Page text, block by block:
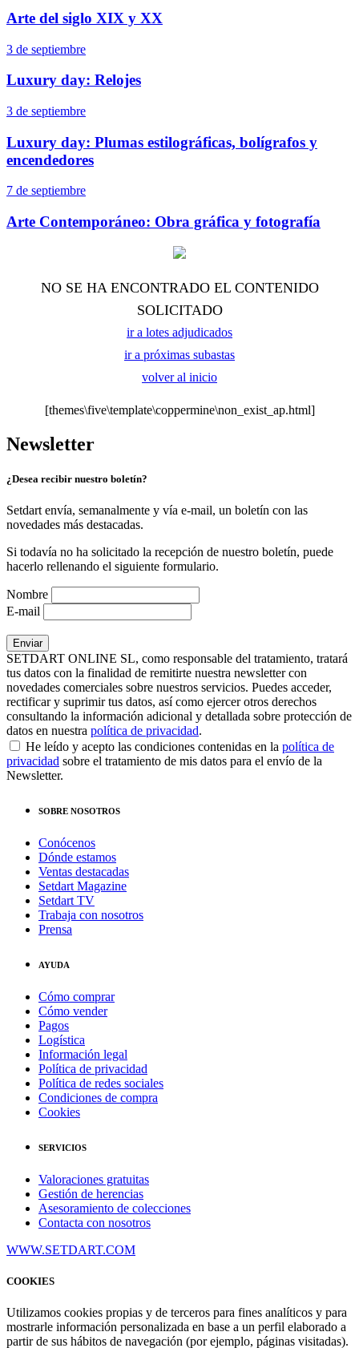
Arte del siglo XIX y XX
3 de septiembre
Luxury day: Relojes
3 de septiembre
Luxury day: Plumas estilográficas, bolígrafos y
encendedores
7 de septiembre
Arte Contemporáneo: Obra gráfica y fotografía
NO SE HA ENCONTRADO EL CONTENIDO
SOLICITADO
ir a lotes adjudicados
ir a próximas subastas
volver al inicio
[themes\five\template\coppermine\non_exist_ap.html]
Newsletter
¿Desea recibir nuestro boletín?
Setdart envía, semanalmente y vía e-mail, un boletín con las
novedades más destacadas.
Si todavía no ha solicitado la recepción de nuestro boletín, puede
hacerlo rellenando el siguiente formulario.
Nombre
E-mail
SETDART ONLINE SL, como responsable del tratamiento, tratará
tus datos con la finalidad de remitirte nuestra newsletter con
novedades comerciales sobre nuestros servicios. Puedes acceder,
rectificar y suprimir tus datos, así como ejercer otros derechos
consultando la información adicional y detallada sobre protección de
datos en nuestra política de privacidad.
He leído y acepto las condiciones contenidas en la política de
privacidad sobre el tratamiento de mis datos para el envío de la
Newsletter.
SOBRE NOSOTROS
Conócenos
Dónde estamos
Ventas destacadas
Setdart Magazine
Setdart TV
Trabaja con nosotros
Prensa
AYUDA
Cómo comprar
Cómo vender
Pagos
Logística
Información legal
Política de privacidad
Política de redes sociales
Condiciones de compra
Cookies
SERVICIOS
Valoraciones gratuitas
Gestión de herencias
Asesoramiento de colecciones
Contacta con nosotros
WWW.SETDART.COM
COOKIES
Utilizamos cookies propias y de terceros para fines analíticos y para
mostrarle información personalizada en base a un perfil elaborado a
partir de sus hábitos de navegación (por ejemplo, páginas visitadas).